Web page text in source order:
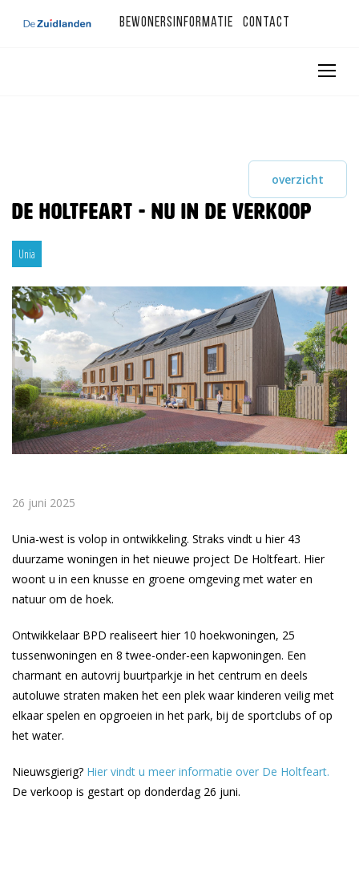
Bewonersinformatie Contact
overzicht
De Holtfeart - nu in de verkoop
Unia
26 juni 2025
Unia-west is volop in ontwikkeling. Straks vindt u hier 43
duurzame woningen in het nieuwe project De Holtfeart. Hier
woont u in een knusse en groene omgeving met water en
natuur om de hoek.
Ontwikkelaar BPD realiseert hier 10 hoekwoningen, 25
tussenwoningen en 8 twee-onder-een kapwoningen. Een
charmant en autovrij buurtparkje in het centrum en deels
autoluwe straten maken het een plek waar kinderen veilig met
elkaar spelen en opgroeien in het park, bij de sportclubs of op
het water.
Nieuwsgierig? Hier vindt u meer informatie over De Holtfeart.
De verkoop is gestart op donderdag 26 juni.